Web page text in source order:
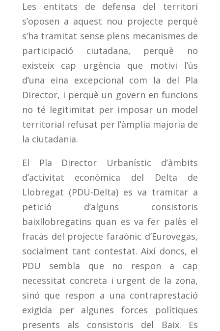
Les entitats de defensa del territori
s’oposen a aquest nou projecte perquè
s’ha tramitat sense plens mecanismes de
participació ciutadana, perquè no
existeix cap urgència que motivi l’ús
d’una eina excepcional com la del Pla
Director, i perquè un govern en funcions
no té legitimitat per imposar un model
territorial refusat per l’àmplia majoria de
la ciutadania.
El Pla Director Urbanístic d’àmbits
d’activitat econòmica del Delta de
Llobregat (PDU-Delta) es va tramitar a
petició d’alguns consistoris
baixllobregatins quan es va fer palès el
fracàs del projecte faraònic d’Eurovegas,
socialment tant contestat. Així doncs, el
PDU sembla que no respon a cap
necessitat concreta i urgent de la zona,
sinó que respon a una contraprestació
exigida per algunes forces polítiques
presents als consistoris del Baix. Es